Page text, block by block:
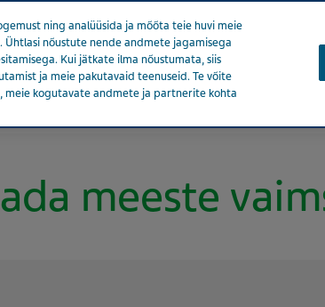
meeste
ning analüüsida ja mõõta teie huvi meie
Ühtlasi nõustute nende andmete jagamisega
Kui jätkate ilma nõustumata, siis
ja meie pakutavaid teenuseid. Te võite
meie kogutavate andmete ja partnerite kohta